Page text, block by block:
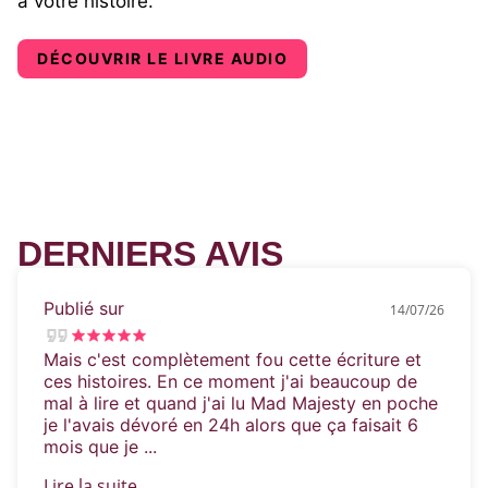
Delinda Dane aime dépeindre des héros au
cœur tendre, même s’ils refusent souvent de
DÉCOUVRIR LE LIVRE AUDIO
DERNIERS AVIS
Publié sur 14/07/26
Mais c'est complètement fou cette écriture et
ces histoires. En ce moment j'ai beaucoup de
mal à lire et quand j'ai lu Mad Majesty en poche
je l'avais dévoré en 24h alors que ça faisait 6
mois que je ...